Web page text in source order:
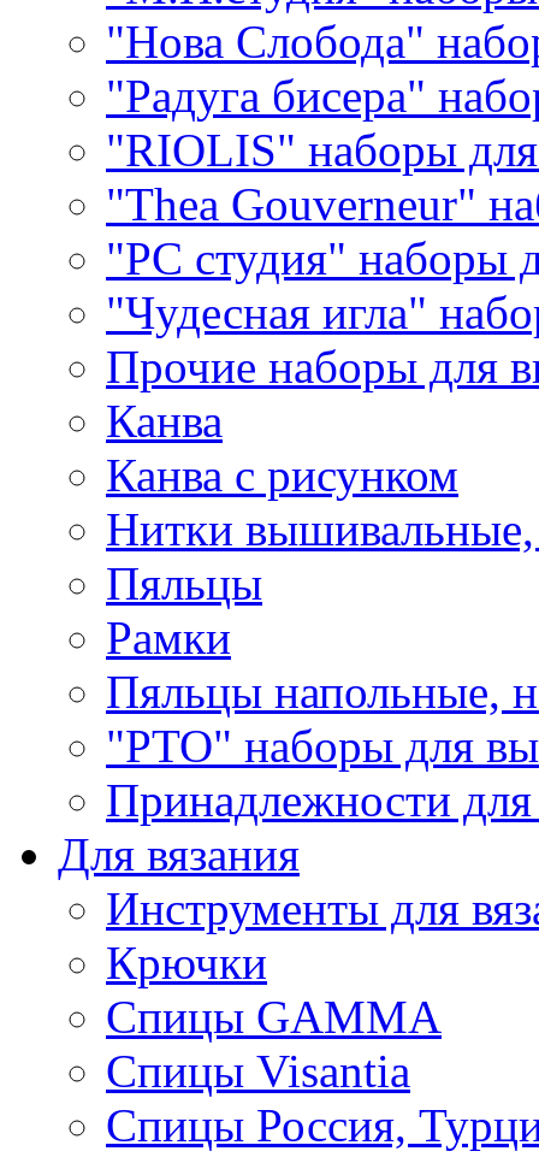
"Нова Слобода"
"Радуга бисера"
"RIOLIS" наборы
"Thea Gouverneur"
"РС студия" наборы
"Чудесная игла"
Прочие наборы для
Канва
Канва с рисунком
Нитки
Пяльцы
Рамки
Пяльцы напольные,
"РТО" наборы для
Принадлежности
Для вязания
Инструменты для
Крючки
Спицы GAMMA
Спицы Visantia
Спицы Россия,